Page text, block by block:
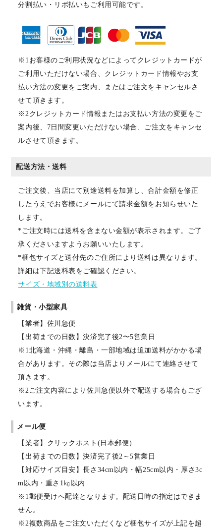
分割払い・リボ払いもご利用可能です。
※1お客様のご利用状況などによってクレジットカードが
ご利用いただけない場合、クレジットカード情報やお支
払い方法の変更をご案内、またはご注文をキャンセルさ
せて頂きます。
※2クレジットカード情報またはお支払い方法の変更をご
案内後、7日間変更いただけない場合、ご注文をキャンセ
ルさせて頂きます。
配送方法・送料
ご注文後、当店にて別途送料を加算し、合計金額を修正
したうえでお客様にメールにて請求金額をお知らせいた
します。
*ご注文時には送料を含まない金額が表示されます。ご了
承くださいますようお願いいたします。
*梱包サイズと送付先のご住所により送料は異なります。
詳細は下記送料表をご確認ください。
サイズ・地域別の送料表
雑貨・小型家具
【業者】佐川急便
【出荷までの日数】決済完了後2〜5営業日
※1北海道・沖縄・離島・一部地域は追加送料がかかる場
合があります。その際は当店よりメールにて連絡させて
頂きます。
※2ご注文内容により佐川急便以外で配送する場合もござ
います。
メール便
【業者】クリックポスト(日本郵便）
【出荷までの日数】決済完了後2～5営業日
【対応サイズ目安】長さ34cm以内・幅25cm以内・厚さ3c
m以内・重さ1㎏以内
※1郵便受けへ配達となります。配送日時の指定はできま
せん。
※2複数商品をご注文いただくなど梱包サイズが上記を超